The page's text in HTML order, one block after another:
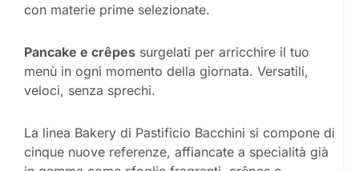
con materie prime selezionate.
Pancake e crêpes surgelati per arricchire il tuo
menù in ogni momento della giornata. Versatili,
veloci, senza sprechi.
La linea Bakery di Pastificio Bacchini si compone di
cinque nuove referenze, affiancate a specialità già